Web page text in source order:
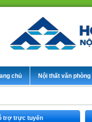
chủ Nội thất văn phòng
trợ trực tuyến